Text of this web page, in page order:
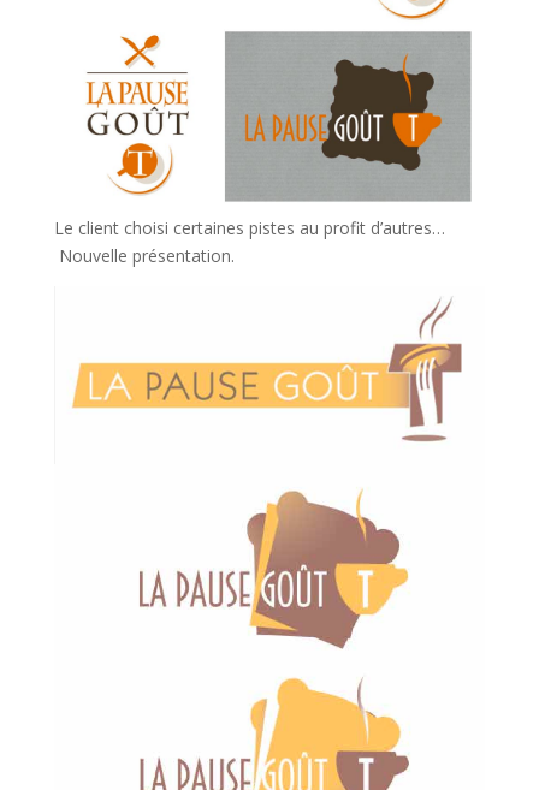
Le client choisi certaines pistes au profit d’autres…
Nouvelle présentation.